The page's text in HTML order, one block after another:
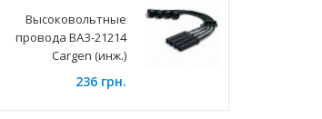
Высоковольтные
провода ВАЗ-21214
Cargen (инж.)
236 грн.